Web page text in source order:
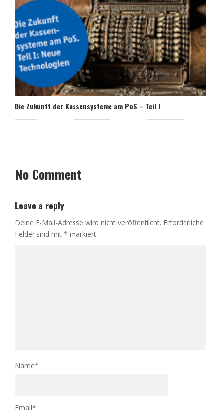
Die Zukunft der Kassensysteme am PoS – Teil I
No Comment
Leave a reply
Deine E-Mail-Adresse wird nicht veröffentlicht. Erforderliche
Felder sind mit * markiert
Name*
Email*